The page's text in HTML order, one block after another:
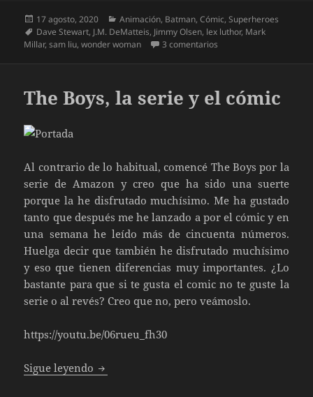
Publicado
el
17 agosto, 2020 Categorías
Animación, Batman,Cómic,Superheroes
Etiquetas
Dave Stewart, J.M. DeMatteis, Jimmy Olsen, lex luthor, Mark
Millar,sam liu,wonder woman 3 comentarios
The Boys, la serie y el cómic
Al contrario de lo habitual, comencé The Boys por la
serie de Amazon y creo que ha sido una suerte
porque la he disfrutado muchísimo. Me ha gustado
tanto que después me he lanzado a por el cómic y en
una semana he leído más de cincuenta números.
Huelga decir que también he disfrutado muchísimo
y eso que tienen diferencias muy importantes. ¿Lo
bastante para que si te gusta el comic no te guste la
serie o al revés? Creo que no, pero veámoslo.
https://youtu.be/06rueu_fh30
Sigue leyendo The Boys, la serie y el cómic